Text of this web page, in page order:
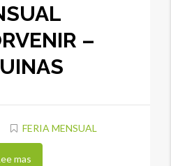
–
FERIA MENSUAL
mas